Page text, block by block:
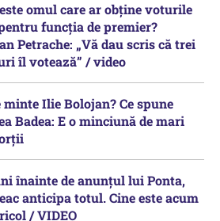
omul care ar obține voturile
funcția de premier?
Petrache: „Vă dau scris că trei
îl votează” / video
minte Ilie Bolojan? Ce spune
Badea: E o minciună de mari
înainte de anunțul lui Ponta,
anticipa totul. Cine este acum
/ VIDEO